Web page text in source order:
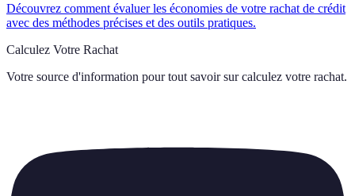
Découvrez comment évaluer les économies de votre rachat de crédit
avec des méthodes précises et des outils pratiques.
Calculez Votre Rachat
Votre source d'information pour tout savoir sur calculez votre rachat.